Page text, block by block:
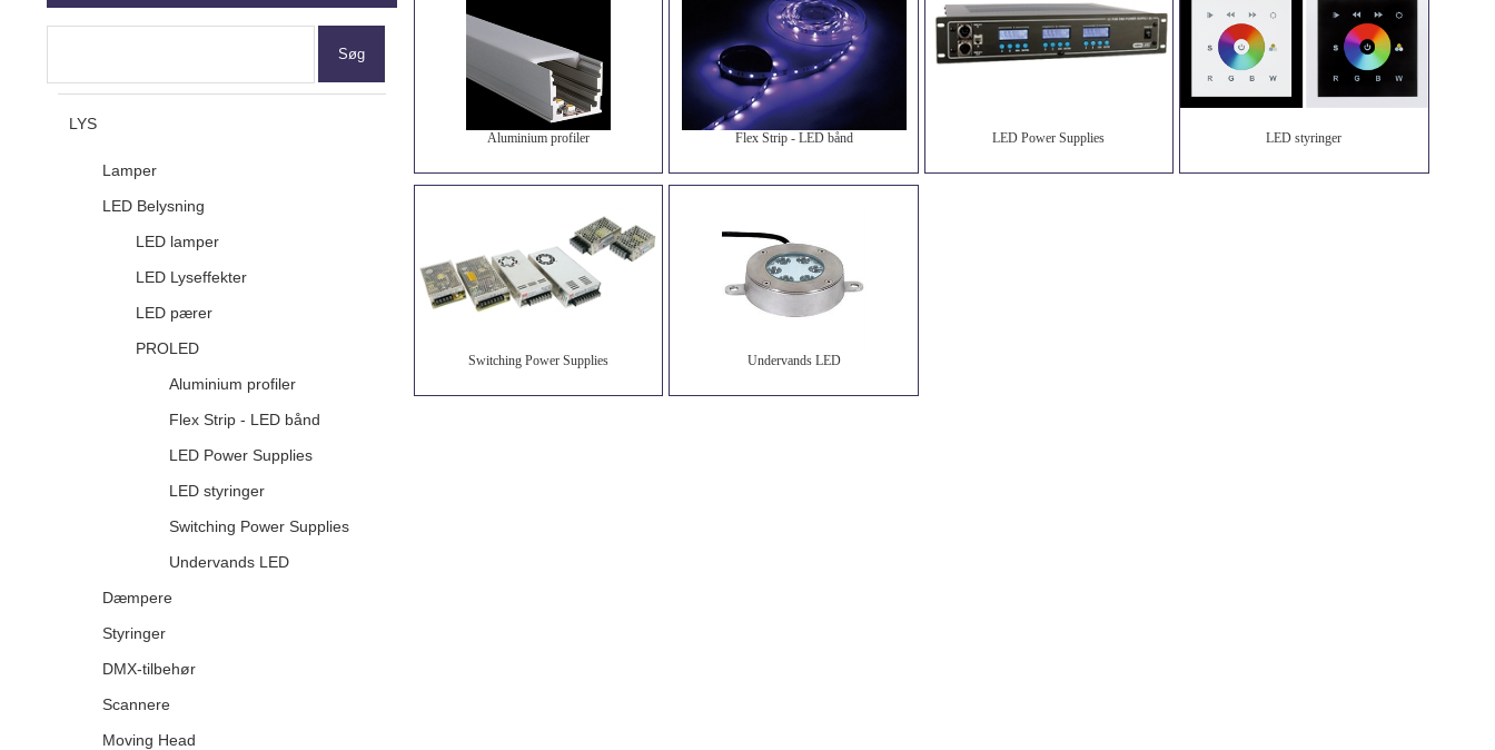
LYS
Lamper
LED Belysning
LED lamper
LED Lyseffekter
LED pærer
PROLED
Aluminium profiler
Flex Strip - LED bånd
LED Power Supplies
LED styringer
Switching Power Supplies
Undervands LED
Dæmpere
Styringer
DMX-tilbehør
Scannere
Moving Head
Aluminium profiler Flex Strip - LED bånd LED Power Supplies LED styringer
Switching Power Supplies Undervands LED